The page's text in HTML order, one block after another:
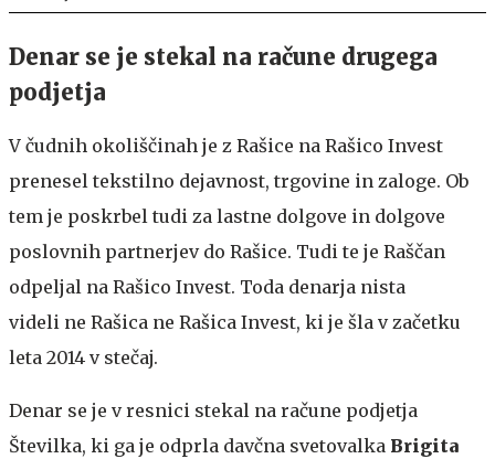
Denar se je stekal na račune drugega
podjetja
V čudnih okoliščinah je z Rašice na Rašico Invest
prenesel tekstilno dejavnost, trgovine in zaloge. Ob
tem je poskrbel tudi za lastne dolgove in dolgove
poslovnih partnerjev do Rašice. Tudi te je Raščan
odpeljal na Rašico Invest. Toda denarja nista
videli ne Rašica ne Rašica Invest, ki je šla v začetku
leta 2014 v stečaj.
Denar se je v resnici stekal na račune podjetja
Številka, ki ga je odprla davčna svetovalka Brigita